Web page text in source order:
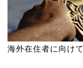
海外在住者に向け